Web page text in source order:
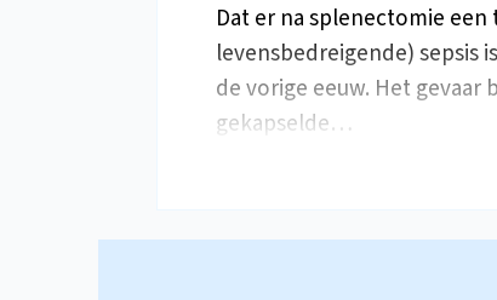
Dat er na splenectomie
levensbedreigende) sepsis
de vorige eeuw. Het
gekapselde…